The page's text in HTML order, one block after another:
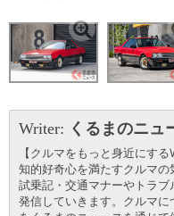
Writer: くるまのニュ
【クルマをもっと身近にする
知的好奇心を満たすクルマの
試乗記・交通マナーやトラ
発信していきます。クルマに